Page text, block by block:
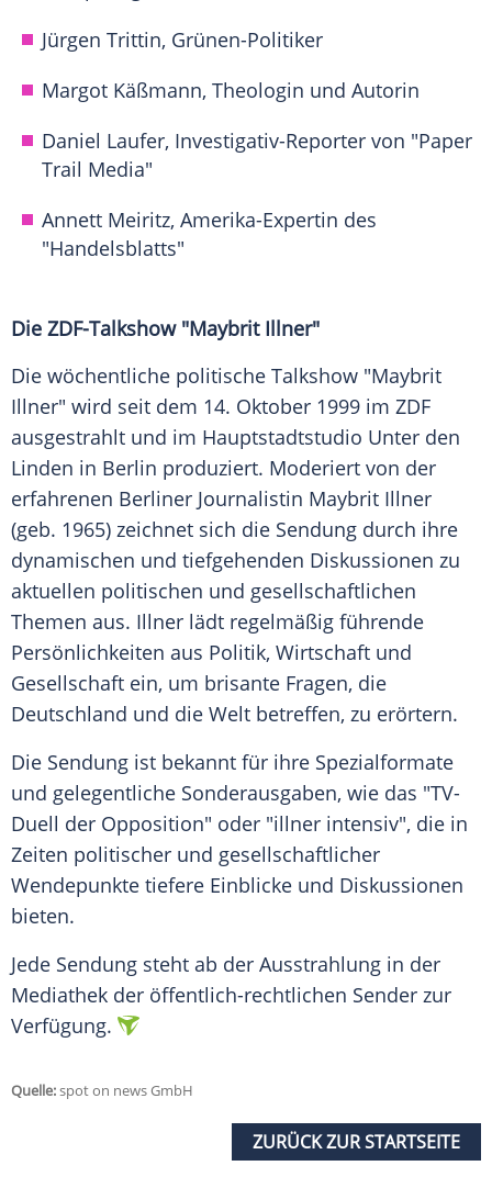
Jürgen Trittin, Grünen-Politiker
Margot Käßmann, Theologin und Autorin
Daniel Laufer, Investigativ-Reporter von "Paper
Trail Media"
Annett Meiritz, Amerika-Expertin des
"Handelsblatts"
Die ZDF-Talkshow "Maybrit Illner"
Die wöchentliche politische Talkshow "Maybrit
Illner" wird seit dem 14. Oktober 1999 im ZDF
ausgestrahlt und im Hauptstadtstudio Unter den
Linden in Berlin produziert. Moderiert von der
erfahrenen Berliner Journalistin Maybrit Illner
(geb. 1965) zeichnet sich die Sendung durch ihre
dynamischen und tiefgehenden Diskussionen zu
aktuellen politischen und gesellschaftlichen
Themen aus. Illner lädt regelmäßig führende
Persönlichkeiten aus Politik, Wirtschaft und
Gesellschaft ein, um brisante Fragen, die
Deutschland und die Welt betreffen, zu erörtern​.
Die Sendung ist bekannt für ihre Spezialformate
und gelegentliche Sonderausgaben, wie das "TV-
Duell der Opposition" oder "illner intensiv", die in
Zeiten politischer und gesellschaftlicher
Wendepunkte tiefere Einblicke und Diskussionen
bieten​.
Jede Sendung steht ab der Ausstrahlung in der
Mediathek der öffentlich-rechtlichen Sender zur
Verfügung.
Quelle:spot on news GmbH
ZURÜCK ZUR STARTSEITE